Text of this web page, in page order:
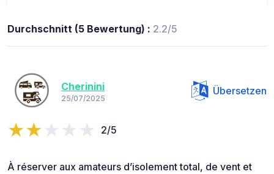
Durchschnitt (5 Bewertung) : 2.2/5
Cherinini
25/07/2025
Übersetzen
2/5
À réserver aux amateurs d’isolement total, de vent et